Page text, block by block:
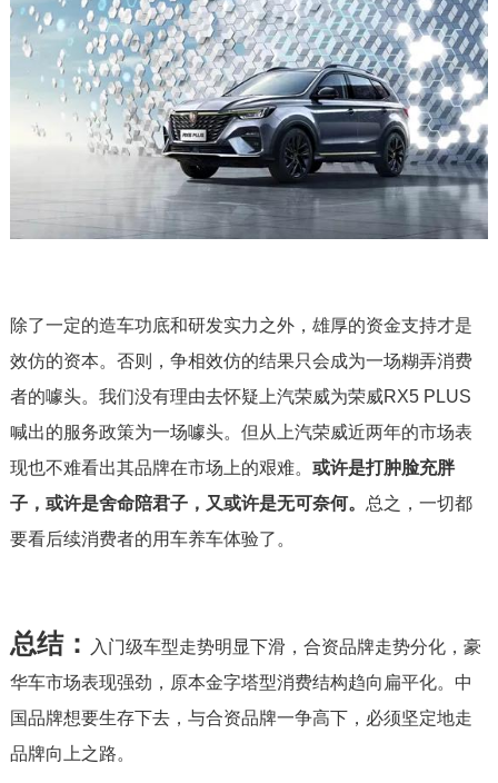
除了一定的造车功底和研发实力之外，雄厚的资金支持才是
效仿的资本。否则，争相效仿的结果只会成为一场糊弄消费
者的噱头。我们没有理由去怀疑上汽荣威为荣威RX5 PLUS
喊出的服务政策为一场噱头。但从上汽荣威近两年的市场表
现也不难看出其品牌在市场上的艰难。 或许是打肿脸充胖
子，或许是舍命陪君子，又或许是无可奈何。 总之，一切都
要看后续消费者的用车养车体验了。
总结：
入门级车型走势明显下滑，合资品牌走势分化，豪
华车市场表现强劲，原本金字塔型消费结构趋向扁平化。中
国品牌想要生存下去，与合资品牌一争高下，必须坚定地走
品牌向上之路。